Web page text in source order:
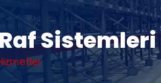
Sistemleri